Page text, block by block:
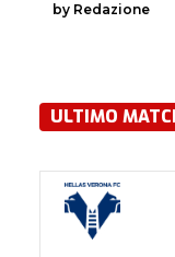
by Redazione
ULTIMO